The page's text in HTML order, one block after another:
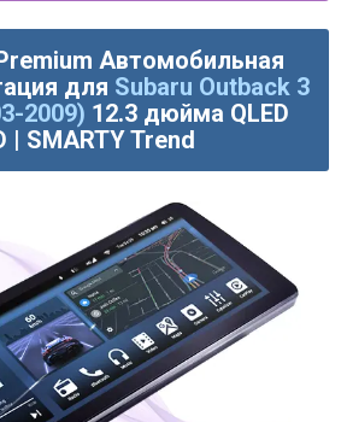
Автомобильная
для Subaru Outback 3
2009) 12.3 дюйма QLED
| SMARTY Trend